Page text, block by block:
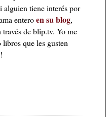
alguien tiene interés por
enteroen su blog,
de blip.tv. Yo me
que les gusten